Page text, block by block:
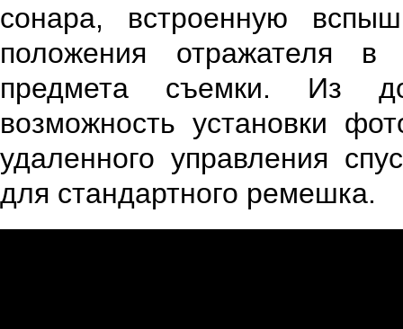
сонара, встроенную
положения отражателя в
предмета съемки. Из
возможность установки
удаленного управления
для стандартного ремешка.